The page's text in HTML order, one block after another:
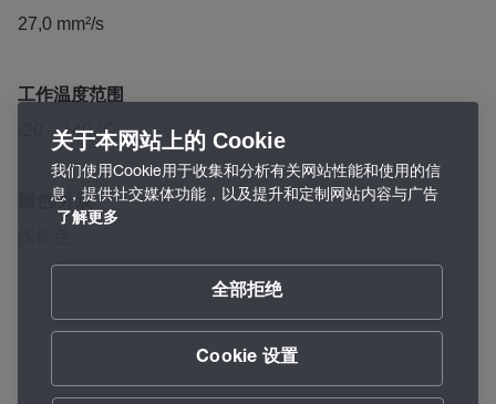
27,0 mm²/s
工作温度范围
-20 – 140 °C
颜色/外观
关于本网站上的 Cookie
我们使用Cookie用于收集和分析有关网站性能和使用的信
息，提供社交媒体功能，以及提升和定制网站内容与广告
了解更多
全部拒绝
Cookie 设置